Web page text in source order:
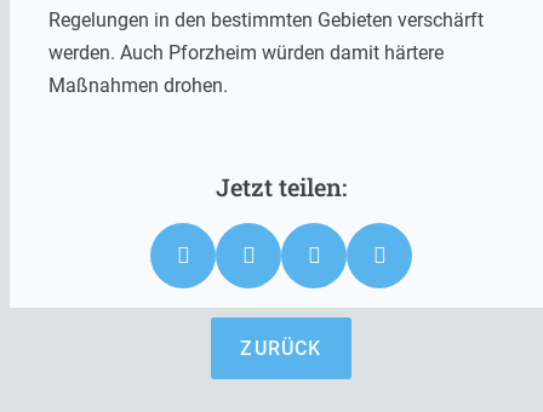
Regelungen in den bestimmten Gebieten verschärft
werden. Auch Pforzheim würden damit härtere
Maßnahmen drohen.
ZURÜCK